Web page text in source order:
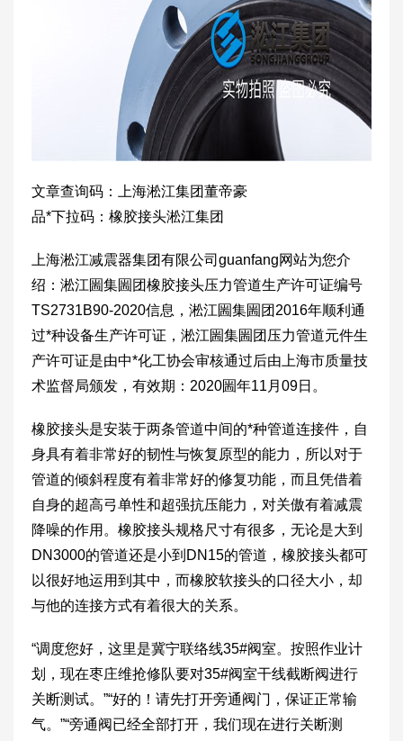
文章查询码：上海淞江集团董帝豪
品*下拉码：橡胶接头淞江集团
上海淞江减震器集团有限公司guanfang网站为您介
绍：淞江圌集圌团橡胶接头压力管道生产许可证编号
TS2731B90-2020信息，淞江圌集圌团2016年顺利通
过*种设备生产许可证，淞江圌集圌团压力管道元件生
产许可证是由中*化工协会审核通过后由上海市质量技
术监督局颁发，有效期：2020圌年11月09日。
橡胶接头是安装于两条管道中间的*种管道连接件，自
身具有着非常好的韧性与恢复原型的能力，所以对于
管道的倾斜程度有着非常好的修复功能，而且凭借着
自身的超高弓单性和超强抗压能力，对关傲有着减震
降噪的作用。橡胶接头规格尺寸有很多，无论是大到
DN3000的管道还是小到DN15的管道，橡胶接头都可
以很好地运用到其中，而橡胶软接头的口径大小，却
与他的连接方式有着很大的关系。
“调度您好，这里是冀宁联络线35#阀室。按照作业计
划，现在枣庄维抢修队要对35#阀室干线截断阀进行
关断测试。”“好的！请先打开旁通阀门，保证正常输
气。”“旁通阀已经全部打开，我们现在进行关断测